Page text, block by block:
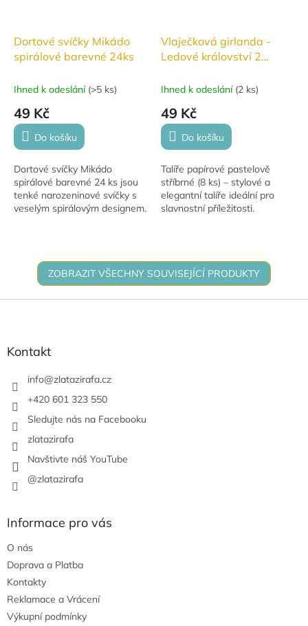
Dortové svíčky Mikádo
spirálové barevné 24ks
Ihned k odeslání (>5 ks)
49 Kč
Do košíku
Dortové svíčky Mikádo
spirálové barevné 24 ks jsou
tenké narozeninové svíčky s
veselým spirálovým designem.
Vlaječková girlanda -
Ledové království 2
Ihned k odeslání (2 ks)
49 Kč
Do košíku
Talíře papírové pastelově
stříbrné (8 ks) – stylové a
elegantní talíře ideální pro
slavnostní příležitosti.
ZOBRAZIT VŠECHNY SOUVISEJÍCÍ PRODUKTY
Z
Kontakt
info@zlatazirafa.cz
+420 601 323 550
Sledujte nás na Facebooku
zlatazirafa
Navštivte náš YouTube
@zlatazirafa
Informace pro vás
O nás
Doprava a Platba
Kontakty
Reklamace a Vrácení
Výkupní podmínky